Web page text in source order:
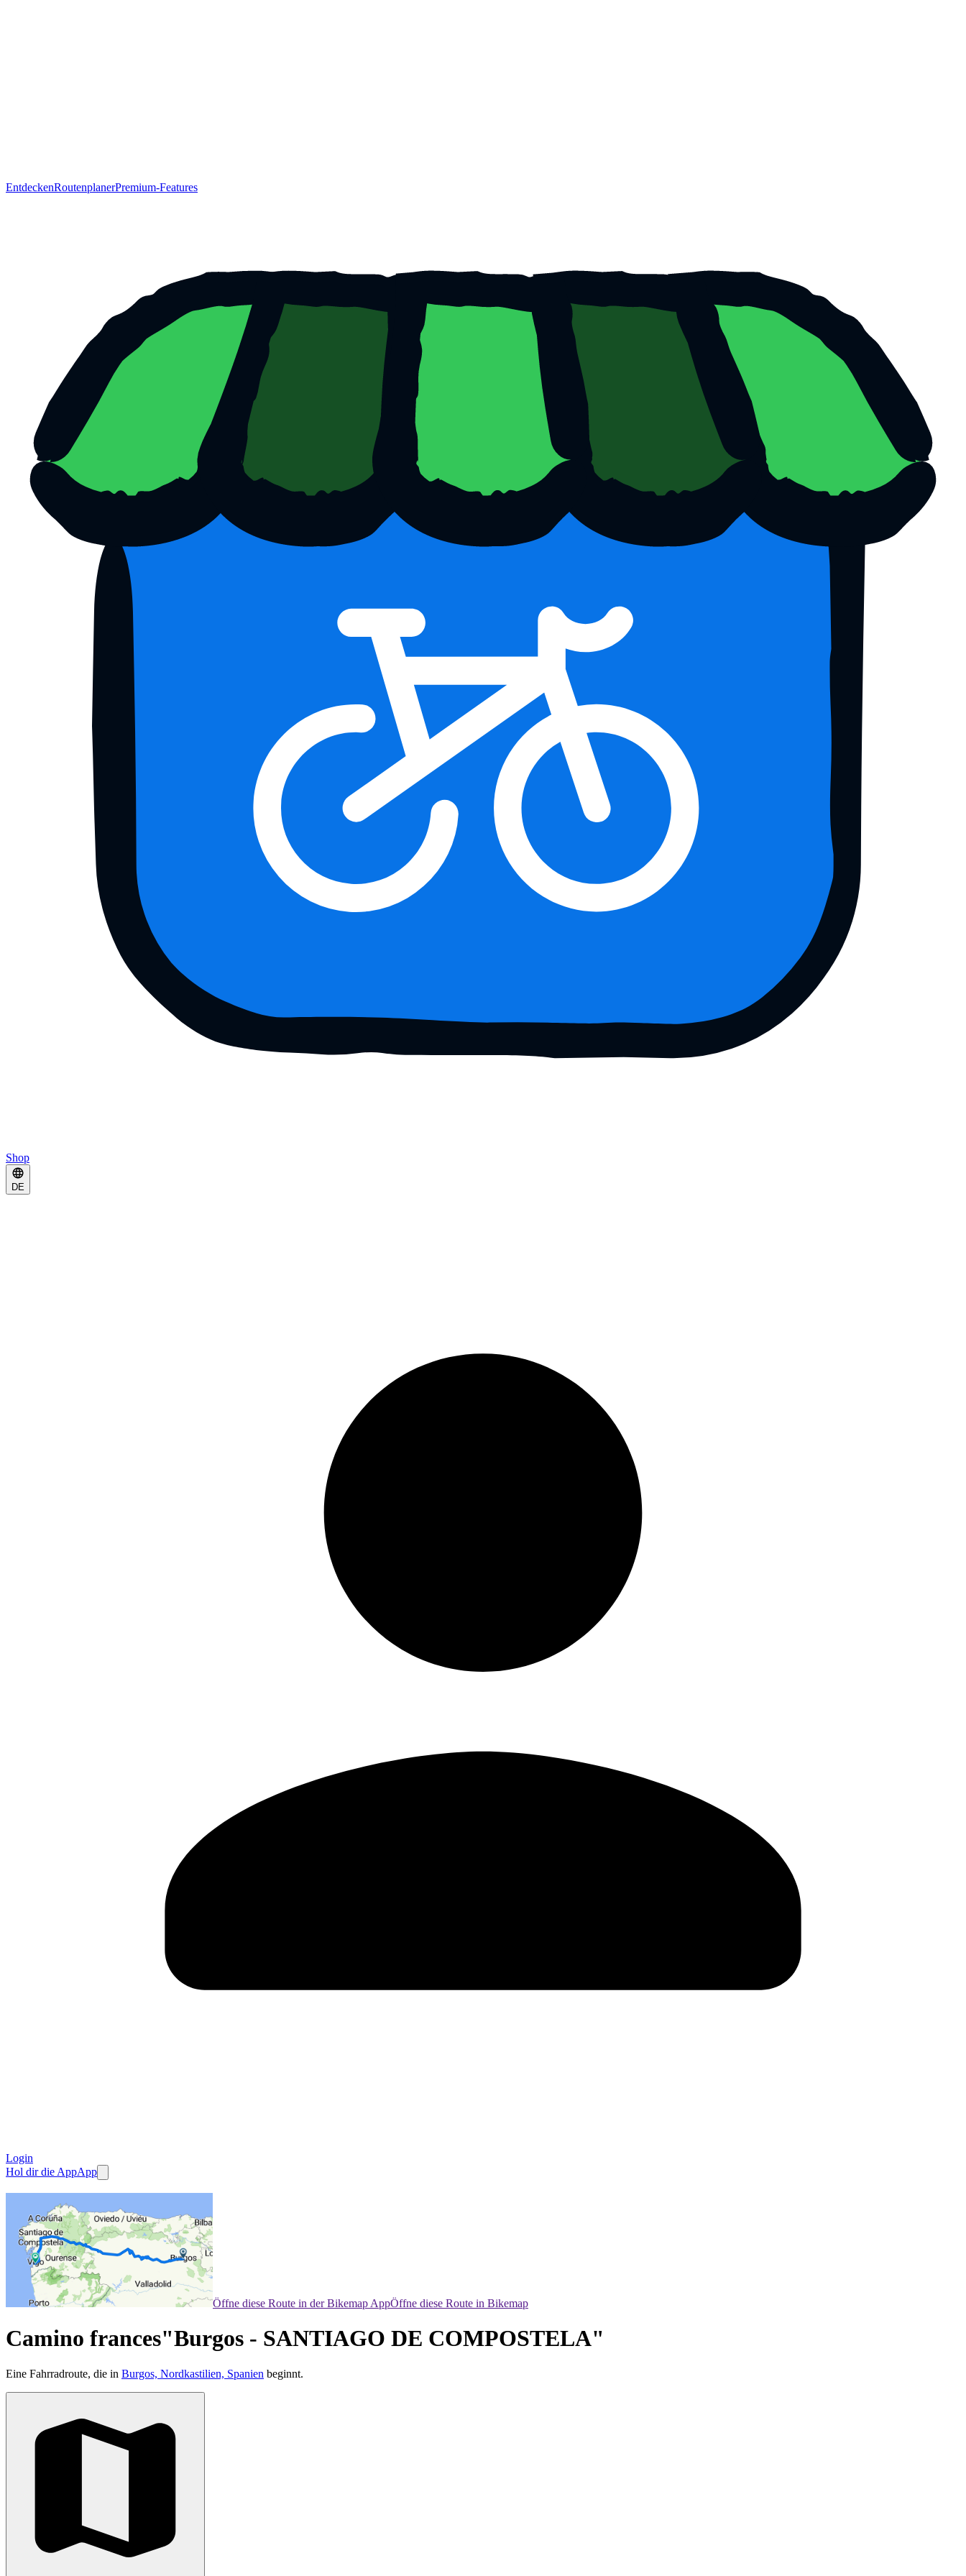
EntdeckenRoutenplanerPremium-Features
Shop
DE
Login
Hol dir die AppApp
Öffne diese Route in der Bikemap AppÖffne diese Route in Bikemap
Camino frances"Burgos - SANTIAGO DE COMPOSTELA"
Eine Fahrradroute, die in Burgos, Nordkastilien, Spanien beginnt.